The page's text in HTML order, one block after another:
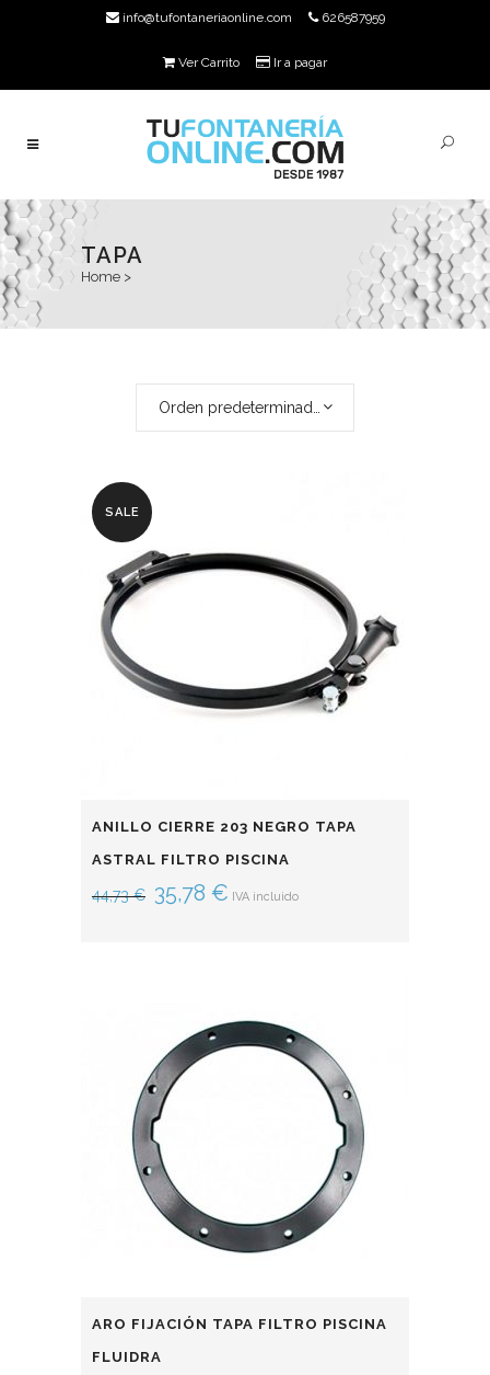
info@tufontaneriaonline.com 626587959
Ver Carrito Ir a pagar
TAPA
Home >
SALE
ANILLO CIERRE 203 NEGRO TAPA
ASTRAL FILTRO PISCINA
44,73€ 35,78 € IVA incluido
ARO FIJACIÓN TAPA FILTRO PISCINA
FLUIDRA